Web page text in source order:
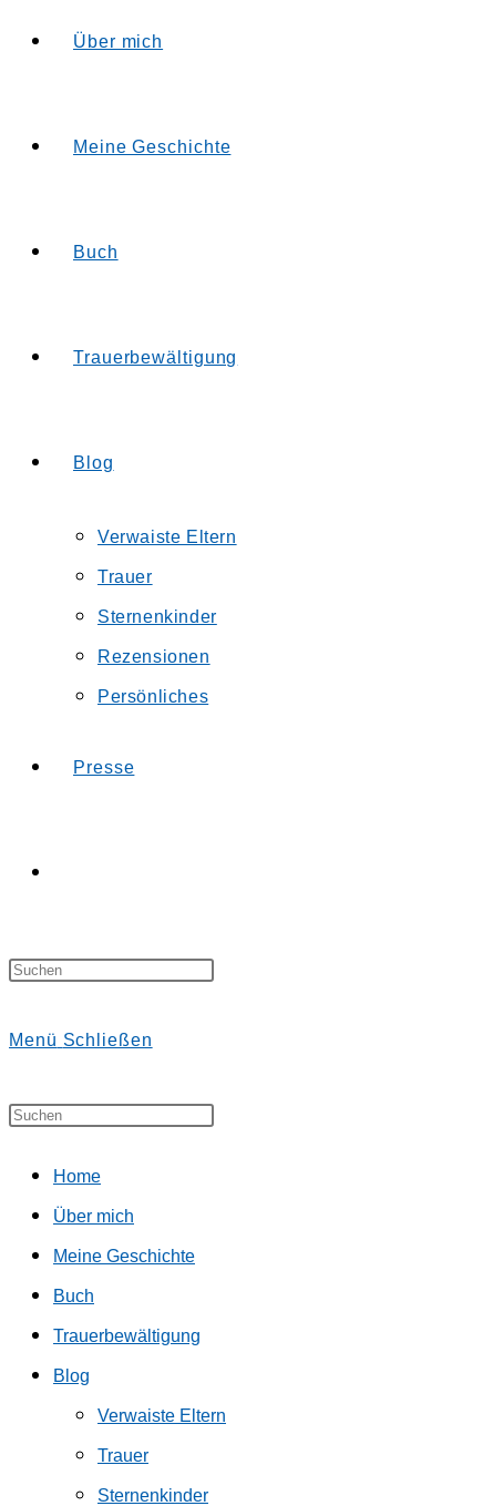
Über mich
Meine Geschichte
Buch
Trauerbewältigung
Blog
Verwaiste Eltern
Trauer
Sternenkinder
Rezensionen
Persönliches
Presse
Suche
Press
the
Menü Schließen
Diese
durchsuchen
Press
Home
Über mich
Meine Geschichte
Buch
Trauerbewältigung
Blog
Verwaiste Eltern
Trauer
Sternenkinder